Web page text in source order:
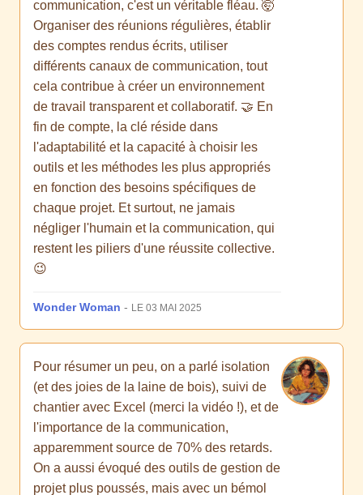
communication, c'est un véritable fléau. 🤯
Organiser des réunions régulières, établir
des comptes rendus écrits, utiliser
différents canaux de communication, tout
cela contribue à créer un environnement
de travail transparent et collaboratif. 🤝 En
fin de compte, la clé réside dans
l'adaptabilité et la capacité à choisir les
outils et les méthodes les plus appropriés
en fonction des besoins spécifiques de
chaque projet. Et surtout, ne jamais
négliger l'humain et la communication, qui
restent les piliers d'une réussite collective.
😉
Wonder Woman - LE 03 MAI 2025
Pour résumer un peu, on a parlé isolation
(et des joies de la laine de bois), suivi de
chantier avec Excel (merci la vidéo !), et de
l'importance de la communication,
apparemment source de 70% des retards.
On a aussi évoqué des outils de gestion de
projet plus poussés, mais avec un bémol